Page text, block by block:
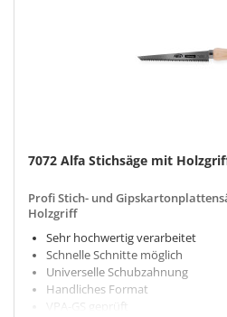
7072 Alfa Stichsäge mit
Profi Stich- und
Holzgriff
Sehr hochwertig verarbeitet
Schnelle Schnitte möglich
Universelle Schubzahnung
Handliches Format
VPA-GS geprüft